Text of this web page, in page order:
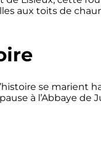
aux toits de
se
à l’Abbaye